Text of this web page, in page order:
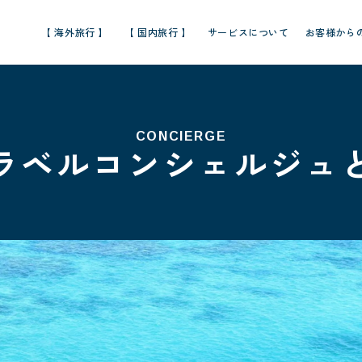
【 海外旅行 】 【 国内旅行 】 サービスについて お客様から
CONCIERGE
ベルコンシェルジュ